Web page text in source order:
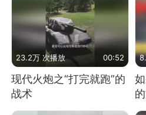
23.2万 次播放 00:52
现代火炮之“打完就跑”的
战术